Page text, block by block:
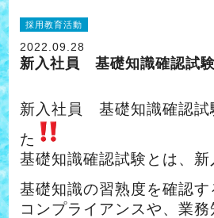
採用教育活動
2022.09.28
新入社員 基礎知識確認試
新入社員 基礎知識確認試
た
基礎知識確認試験とは、
基礎知識の習熟度を確認す
コンプライアンスや、業